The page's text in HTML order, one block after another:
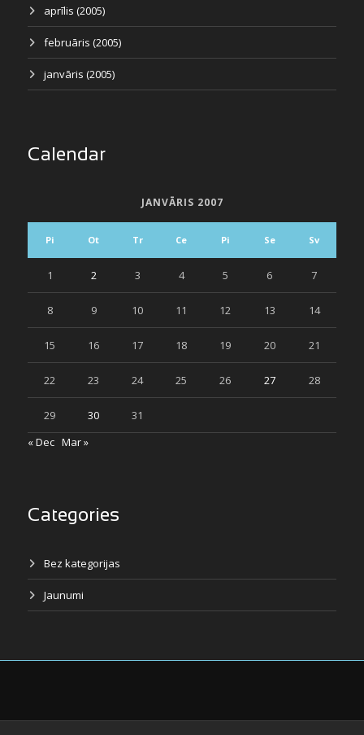
aprīlis (2005)
februāris (2005)
janvāris (2005)
Calendar
JANVĀRIS 2007
Pi Ot Tr Ce Pi Se Sv
1 2 3 4 5 6 7
8 9 10 11 12 13 14
15 16 17 18 19 20 21
22 23 24 25 26 27 28
29 30
31
« Dec Mar »
Categories
Bez kategorijas
Jaunumi